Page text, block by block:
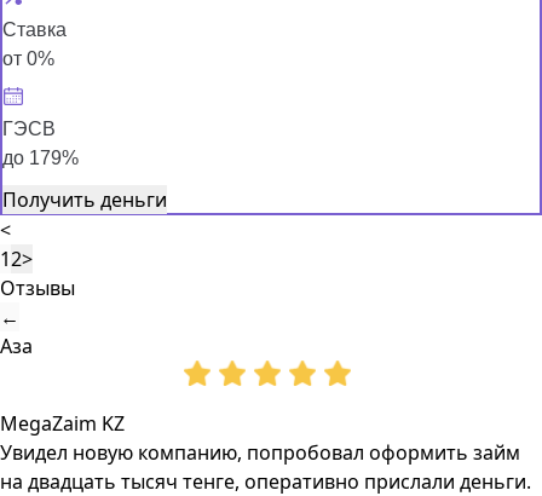
Ставка
от 0%
ГЭСВ
до 179%
Получить деньги
<
12>
Отзывы
←
Аза
MegaZaim KZ
Увидел новую компанию, попробовал оформить займ
на двадцать тысяч тенге, оперативно прислали деньги.